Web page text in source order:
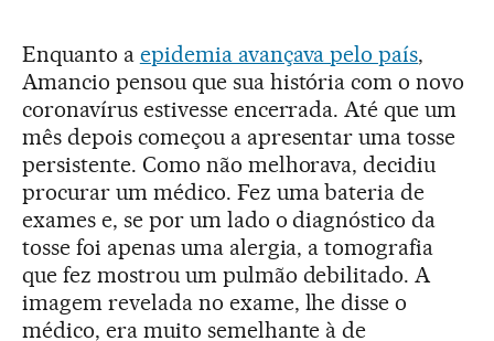
Enquanto a epidemia avançava pelo país,
Amancio pensou que sua história com o novo
coronavírus estivesse encerrada. Até que um
mês depois começou a apresentar uma tosse
persistente. Como não melhorava, decidiu
procurar um médico. Fez uma bateria de
exames e, se por um lado o diagnóstico da
tosse foi apenas uma alergia, a tomografia
que fez mostrou um pulmão debilitado. A
imagem revelada no exame, lhe disse o
médico, era muito semelhante à de